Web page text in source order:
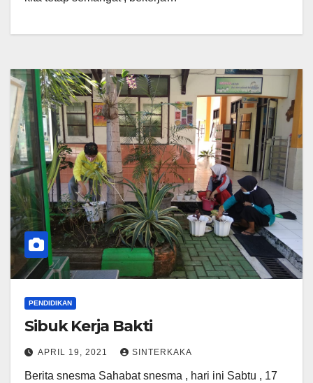
PENDIDIKAN
Sibuk Kerja Bakti
APRIL 19, 2021 SINTERKAKA
Berita snesma Sahabat snesma , hari ini Sabtu , 17